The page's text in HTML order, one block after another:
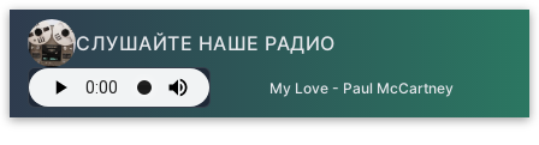
СЛУШАЙТЕ НАШЕ РАДИО
My Love - Paul McCartney